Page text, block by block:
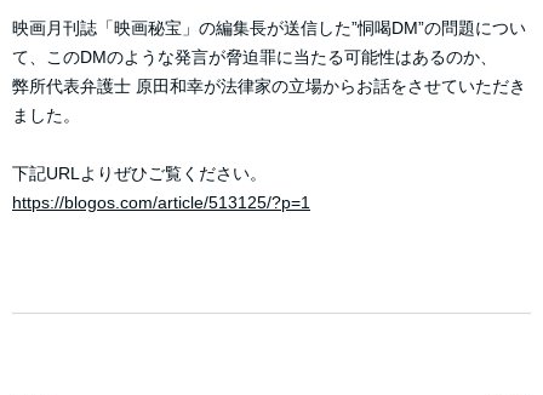
映画月刊誌「映画秘宝」の編集長が送信した”恫喝DM”の問題につい
て、このDMのような発言が脅迫罪に当たる可能性はあるのか、
弊所代表弁護士 原田和幸が法律家の立場からお話をさせていただき
ました。
下記URLよりぜひご覧ください。
https://blogos.com/article/513125/?p=1